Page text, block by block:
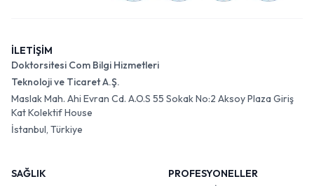
İLETİŞİM
Doktorsitesi Com Bilgi Hizmetleri
Teknoloji ve Ticaret A.Ş.
Maslak Mah. Ahi Evran Cd. A.O.S 55 Sokak No:2 Aksoy Plaza Giriş
Kat Kolektif House
İstanbul, Türkiye
SAĞLIK
PROFESYONELLER